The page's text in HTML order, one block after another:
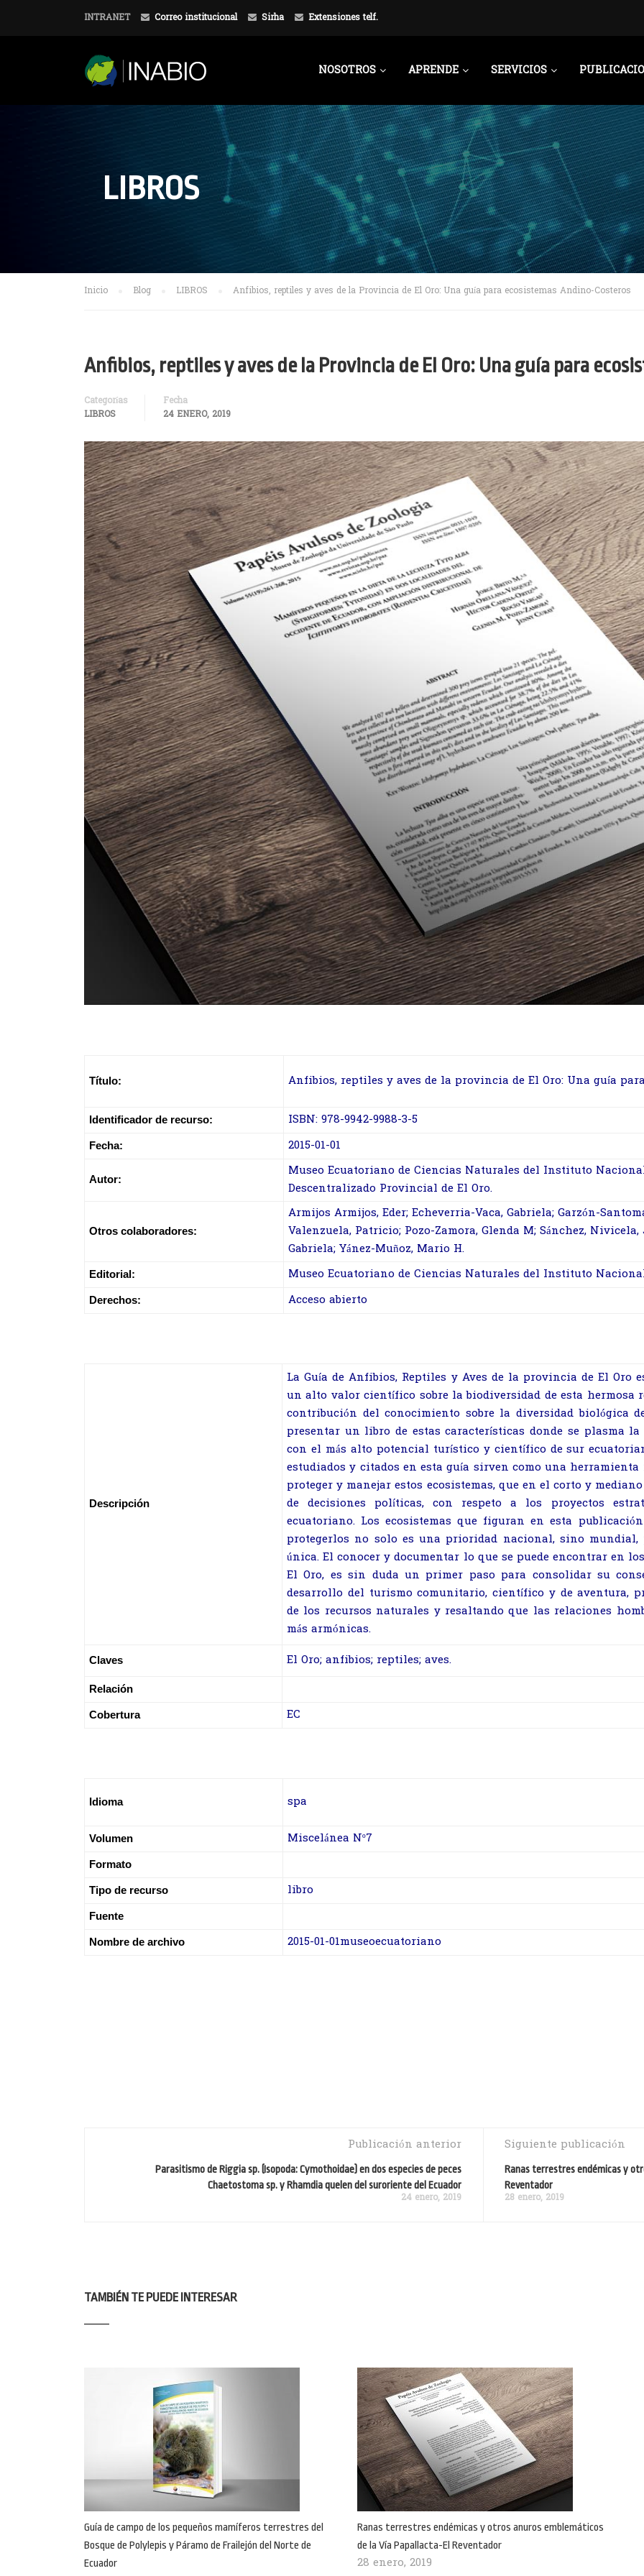
INTRANET Correo institucional Sirha Extensiones telf.
NOSOTROS APRENDE SERVICIOS
LIBROS
Inicio Blog LIBROS Anfibios, reptiles y aves de la Provincia de El Oro: Una guía para ecosistemas Andino-Costeros
Anfibios, reptiles y aves de la Provincia de El Oro: Una guía para
Categorías
LIBROS
Fecha
24 ENERO, 2019
Título: Anfibios, reptiles y aves de la provincia de El Oro: Una guía
Identificador de recurso: ISBN: 978-9942-9988-3-5
Fecha: 2015-01-01
Autor:
Museo Ecuatoriano de Ciencias Naturales del Instituto
Descentralizado Provincial de El Oro.
Otros colaboradores:
Armijos Armijos, Eder; Echeverria-Vaca, Gabriela; Garzón-
Valenzuela, Patricio; Pozo-Zamora, Glenda M; Sánchez,
Gabriela; Yánez-Muñoz, Mario H.
Editorial: Museo Ecuatoriano de Ciencias Naturales del Instituto
Derechos: Acceso abierto
Descripción
La Guía de Anfibios, Reptiles y Aves de la provincia de El Oro
un alto valor científico sobre la biodiversidad de esta
contribución del conocimiento sobre la diversidad biológica
presentar un libro de estas características donde se plasma
con el más alto potencial turístico y científico de sur
estudiados y citados en esta guía sirven como una
proteger y manejar estos ecosistemas, que en el corto y
de decisiones políticas, con respeto a los proyectos
ecuatoriano. Los ecosistemasque figuran en esta
protegerlos no solo es una prioridad nacional, sino
única. El conocer y documentar lo que se puede encontrar en
El Oro, es sin duda un primer paso para consolidar su
desarrollo del turismo comunitario, científico y de aventura,
de los recursos naturales y resaltando que las relaciones
más armónicas.
Claves El Oro; anfibios; reptiles; aves.
Relación
Cobertura EC
Idioma spa
Volumen Miscelánea Nº7
Formato
Tipo de recurso libro
Fuente
Nombre de archivo 2015-01-01museoecuatoriano
Publicación anterior
Parasitismo de Riggia sp. (Isopoda: Cymothoidae) en dos especies de peces
Chaetostoma sp. y Rhamdia quelen del suroriente del Ecuador
24 enero, 2019
Siguiente publicación
Ranas terrestres endémicas y
Reventador
28 enero, 2019
TAMBIÉN TE PUEDE INTERESAR
Guía de campo de los pequeños mamíferos terrestres del
Bosque de Polylepis y Páramo de Frailejón del Norte de
Ecuador
Ranas terrestres endémicas y otros anuros emblemáticos
de la Vía Papallacta-El Reventador
28 enero, 2019